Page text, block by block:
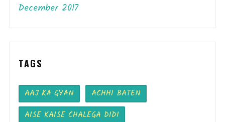
December 2017
TAGS
AAJ KA GYAN
ACHHI BATEN
AISE KAISE CHALEGA DIDI